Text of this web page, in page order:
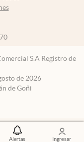
Alertas Ingresar
S.A Registro de
de 2026
de Goñi